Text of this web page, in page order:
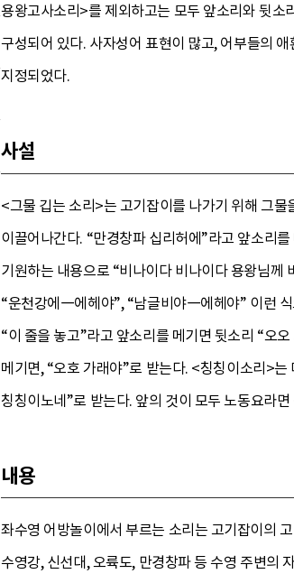
용왕고사소리>를 제외하고는 모두 앞소리와 뒷
구성되어 있다. 사자성어 표현이 많고, 어부들의
지정되었다.
사설
<그물 깁는 소리>는 고기잡이를 나가기 위해 그
이끌어나간다. “만경창파 십리허에”라고 앞소리
기원하는 내용으로 “비나이다 비나이다 용왕님께
“운천강에―에헤야”, “남글비야―에헤야” 이런
“이 줄을 놓고”라고 앞소리를 메기면 뒷소리 “오
메기면, “오호 가래야”로 받는다. <칭칭이소리>
칭칭이노네”로 받는다. 앞의 것이 모두 노동요라
내용
좌수영 어방놀이에서 부르는 소리는 고기잡이의
수영강, 신선대, 오륙도, 만경창파 등 수영 주변의